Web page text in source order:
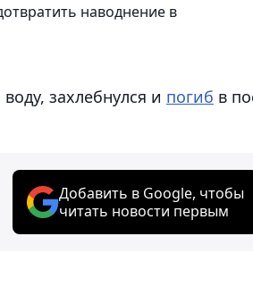
наводнение в
захлебнулся и погиб в
Добавить в Google, чтобы
читать новости первым